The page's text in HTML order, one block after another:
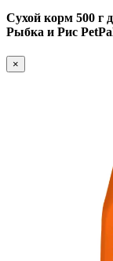
Сухой корм 500 г
Рыбка и Рис
×